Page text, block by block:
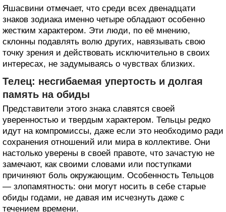
Яшасвини отмечает, что среди всех двенадцати
знаков зодиака именно четыре обладают особенно
жестким характером. Эти люди, по её мнению,
склонны подавлять волю других, навязывать свою
точку зрения и действовать исключительно в своих
интересах, не задумываясь о чувствах близких.
Телец: несгибаемая упертость и долгая
память на обиды
Представители этого знака славятся своей
уверенностью и твердым характером. Тельцы редко
идут на компромиссы, даже если это необходимо ради
сохранения отношений или мира в коллективе. Они
настолько уверены в своей правоте, что зачастую не
замечают, как своими словами или поступками
причиняют боль окружающим. Особенность Тельцов
— злопамятность: они могут носить в себе старые
обиды годами, не давая им исчезнуть даже с
течением времени.